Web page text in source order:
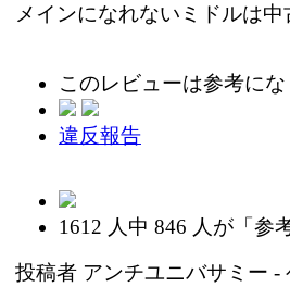
メインになれないミドルは中
このレビューは参考にな
違反報告
1612 人中 846 人が「参
投稿者 アンチユニバサミー -